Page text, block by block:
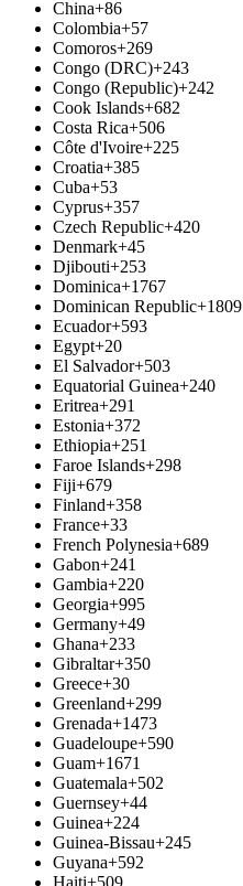
China+86
Colombia+57
Comoros+269
Congo (DRC)+243
Congo (Republic)+242
Cook Islands+682
Costa Rica+506
Côte d'Ivoire+225
Croatia+385
Cuba+53
Cyprus+357
Czech Republic+420
Denmark+45
Djibouti+253
Dominica+1767
Dominican Republic+1809
Ecuador+593
Egypt+20
El Salvador+503
Equatorial Guinea+240
Eritrea+291
Estonia+372
Ethiopia+251
Faroe Islands+298
Fiji+679
Finland+358
France+33
French Polynesia+689
Gabon+241
Gambia+220
Georgia+995
Germany+49
Ghana+233
Gibraltar+350
Greece+30
Greenland+299
Grenada+1473
Guadeloupe+590
Guam+1671
Guatemala+502
Guernsey+44
Guinea+224
Guinea-Bissau+245
Guyana+592
Haiti+509